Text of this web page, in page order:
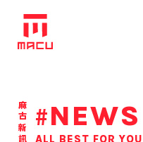
麻古新訊 #NEWS
ALL BEST FOR YOU